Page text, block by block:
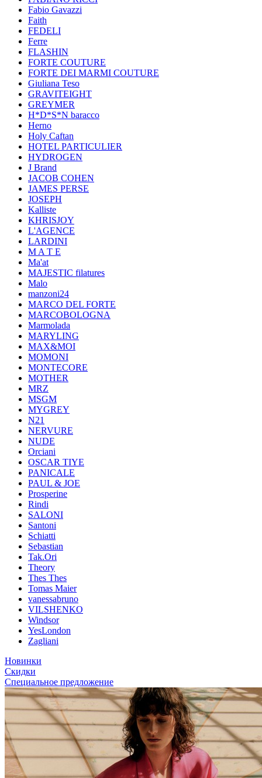
Fabio Gavazzi
Faith
FEDELI
Ferre
FLASHIN
FORTE COUTURE
FORTE DEI MARMI COUTURE
Giuliana Teso
GRAVITEIGHT
GREYMER
H*D*S*N baracco
Herno
Holy Caftan
HOTEL PARTICULIER
HYDROGEN
J Brand
JACOB COHEN
JAMES PERSE
JOSEPH
Kalliste
KHRISJOY
L'AGENCE
LARDINI
M A T E
Ma'at
MAJESTIC filatures
Malo
manzoni24
MARCO DEL FORTE
MARCOBOLOGNA
Marmolada
MARYLING
MAX&MOI
MOMONI
MONTECORE
MOTHER
MRZ
MSGM
MYGREY
N21
NERVURE
NUDE
Orciani
OSCAR TIYE
PANICALE
PAUL & JOE
Prosperine
Rindi
SALONI
Santoni
Schiatti
Sebastian
Tak.Ori
Theory
Thes Thes
Tomas Maier
vanessabruno
VILSHENKO
Windsor
YesLondon
Zagliani
Новинки
Скидки
Специальное предложение